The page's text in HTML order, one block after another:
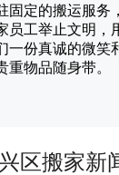
固定的搬运服务
员工举止文明，
一份真诚的微笑
重物品随身带。
区搬家新